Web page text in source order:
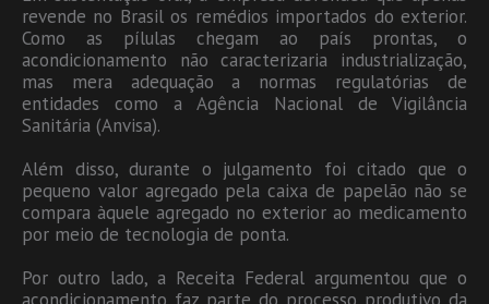
revende no Brasil os remédios importados do exterior.
Como as pílulas chegam ao país prontas, o
acondicionamento não caracterizaria industrialização,
mas mera adequação a normas regulatórias de
entidades como a Agência Nacional de Vigilância
Sanitária (Anvisa).
Além disso, durante o julgamento foi citado que o
pequeno valor agregado pela caixa de papelão não se
compara àquele agregado no exterior ao medicamento
por meio de tecnologia de ponta.
Por outro lado, a Receita Federal argumentou que o